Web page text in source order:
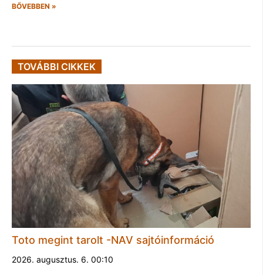
BŐVEBBEN »
TOVÁBBI CIKKEK
Toto megint tarolt -NAV sajtóinformáció
2026. augusztus. 6. 00:10